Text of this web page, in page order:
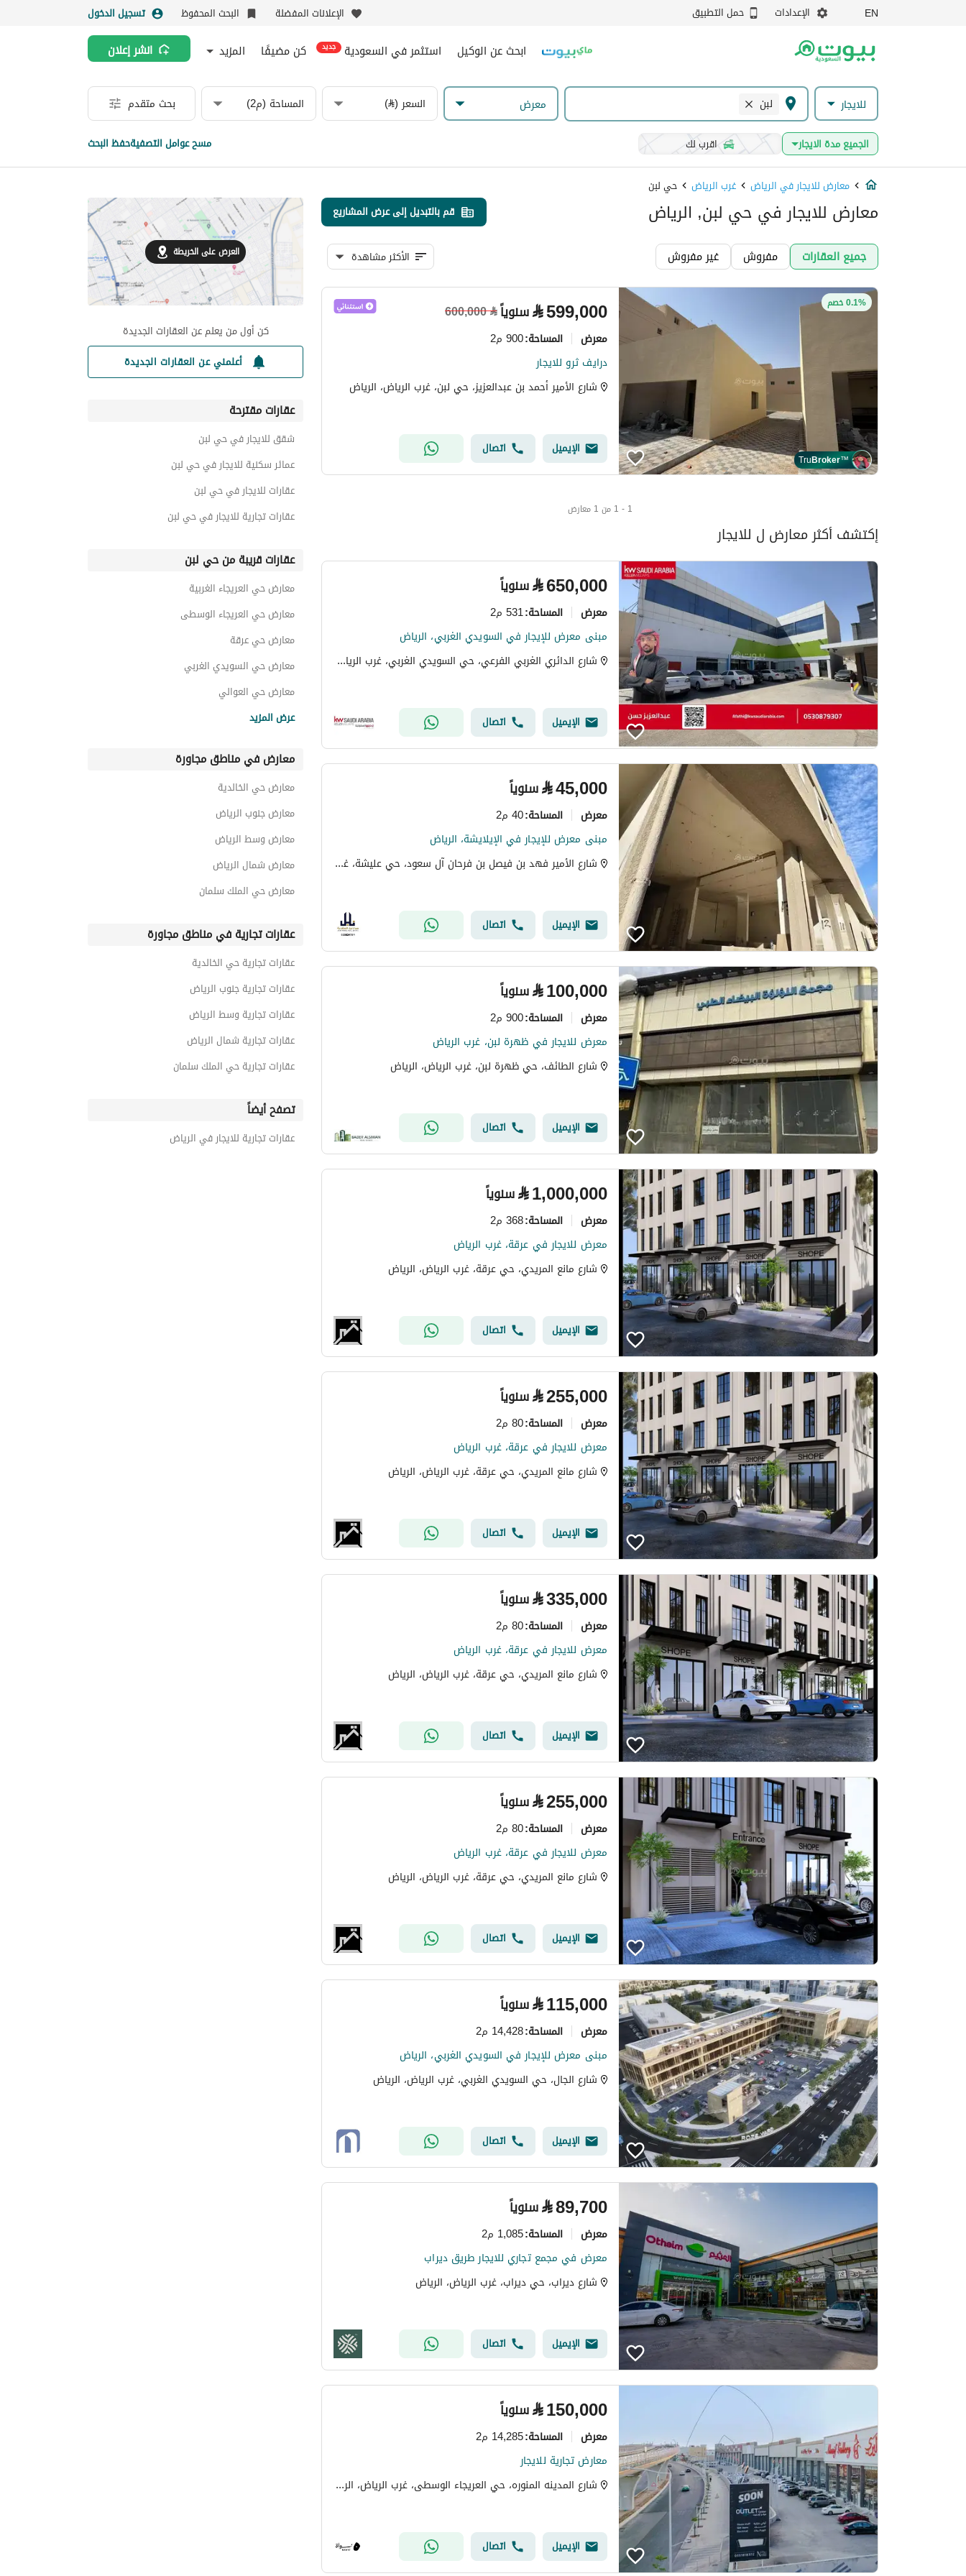
EN الإعدادات حمل التطبيق الإعلانات المفضلة البحث المحفوظ تسجيل الدخول
ابحث عن الوكيل استثمر في السعودية جديد كن مضيفًا المزيد انشر إعلان
للايجار لبن معرض السعر (⃁) المساحة (م2) بحث متقدم
الجميع مدة الايجار اقرب لك مسح عوامل التصفيةحفظ البحث
معارض للايجار في الرياض غرب الرياض حي لبن
معارض للايجار في حي لبن, الرياض قم بالتبديل إلى عرض المشاريع
جميع العقارات مفروش غير مفروش الأكثر مشاهدة
0.1% خصم
TruBroker™
⃁599,000 سنوياً⃁
600,000
معرض المساحة:900 م2
درايف ثرو للايجار
شارع الأمير أحمد بن عبدالعزيز، حي لبن، غرب الرياض، الرياض
الإيميل اتصال
1 - 1 من 1 معارض
إكتشف أكثر معارض ل للايجار
⃁650,000 سنوياً
معرض المساحة:531 م2
مبنى معرض للإيجار في السويدي الغربي، الرياض
شارع الدائري الغربي الفرعي، حي السويدي الغربي، غرب الرياض، الرياض
الإيميل اتصال
⃁45,000 سنوياً
معرض المساحة:40 م2
مبنى معرض للإيجار في الإيلايشة، الرياض
شارع الأمير فهد بن فيصل بن فرحان آل سعود، حي عليشة، غرب الرياض، الرياض
الإيميل اتصال
⃁100,000 سنوياً
معرض المساحة:900 م2
معرض للايجار في ظهرة لبن، غرب الرياض
شارع الطائف، حي ظهرة لبن، غرب الرياض، الرياض
الإيميل اتصال
⃁1,000,000 سنوياً
معرض المساحة:368 م2
معرض للايجار في عرقة، غرب الرياض
شارع مانع المريدي، حي عرقة، غرب الرياض، الرياض
الإيميل اتصال
⃁255,000 سنوياً
معرض المساحة:80 م2
معرض للايجار في عرقة، غرب الرياض
شارع مانع المريدي، حي عرقة، غرب الرياض، الرياض
الإيميل اتصال
⃁335,000 سنوياً
معرض المساحة:80 م2
معرض للايجار في عرقة، غرب الرياض
شارع مانع المريدي، حي عرقة، غرب الرياض، الرياض
الإيميل اتصال
⃁255,000 سنوياً
معرض المساحة:80 م2
معرض للايجار في عرقة، غرب الرياض
شارع مانع المريدي، حي عرقة، غرب الرياض، الرياض
الإيميل اتصال
⃁115,000 سنوياً
معرض المساحة:14,428 م2
مبنى معرض للإيجار في السويدي الغربي، الرياض
شارع الجال، حي السويدي الغربي، غرب الرياض، الرياض
الإيميل اتصال
⃁89,700 سنوياً
معرض المساحة:1,085 م2
معرض في مجمع تجاري للايجار طريق ديراب
شارع ديراب، حي ديراب، غرب الرياض، الرياض
الإيميل اتصال
⃁150,000 سنوياً
معرض المساحة:14,285 م2
معارض تجارية للايجار
شارع المدينه المنوره، حي العريجاء الوسطى، غرب الرياض، الرياض
الإيميل اتصال
العرض على الخريطة
كن أول من يعلم عن العقارات الجديدة
أعلمني عن العقارات الجديدة
عقارات مقترحة
شقق للايجار في حي لبن
عمائر سكنية للايجار في حي لبن
عقارات للايجار في حي لبن
عقارات تجارية للايجار في حي لبن
عقارات قريبة من حي لبن
معارض حي العريجاء الغربية
معارض حي العريجاء الوسطى
معارض حي عرقة
معارض حي السويدي الغربي
معارض حي العوالي
معارض حي ظهرة لبن
معارض حي طويق
معارض حي شبرا
عرض المزيد
معارض في مناطق مجاورة
معارض حي الخالدية
معارض جنوب الرياض
معارض وسط الرياض
معارض شمال الرياض
معارض حي الملك سلمان
عقارات تجارية في مناطق مجاورة
عقارات تجارية حي الخالدية
عقارات تجارية جنوب الرياض
عقارات تجارية وسط الرياض
عقارات تجارية شمال الرياض
عقارات تجارية حي الملك سلمان
تصفح أيضاً
عقارات تجارية للايجار في الرياض